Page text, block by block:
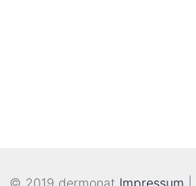
© 2019 dermonat Impressum